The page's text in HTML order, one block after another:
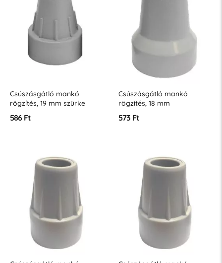
Csúszásgátló mankó
rögzítés, 19 mm szürke
586 Ft
Csúszásgátló mankó
rögzítés, 18 mm
573 Ft